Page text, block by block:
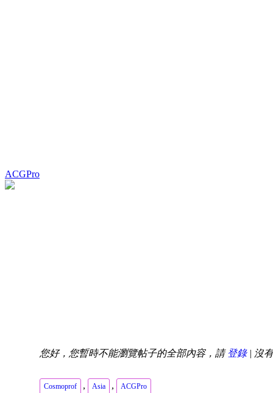
ACGPro
您好，您暫時不能瀏覽帖子的全部內容，請登錄| 沒
Cosmoprof , Asia , ACGPro